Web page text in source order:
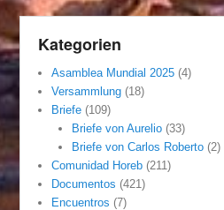
Kategorien
Asamblea Mundial 2025 (4)
Versammlung (18)
Briefe (109)
Briefe von Aurelio(33)
Briefe von Carlos Roberto(2)
Comunidad Horeb (211)
Documentos (421)
Encuentros (7)